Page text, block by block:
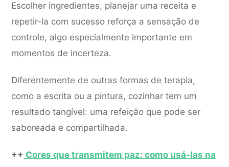
Escolher ingredientes, planejar uma receita e
repetir-la com sucesso reforça a sensação de
controle, algo especialmente importante em
momentos de incerteza.
Diferentemente de outras formas de terapia,
como a escrita ou a pintura, cozinhar tem um
resultado tangível: uma refeição que pode ser
saboreada e compartilhada.
++ Cores que transmitem paz: como usá-las na